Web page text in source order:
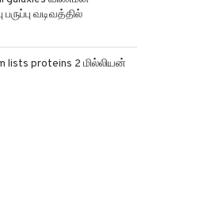
வடிவத்தில்
proteins 2 மில்லியன்